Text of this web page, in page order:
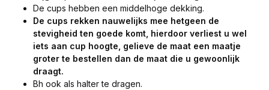
De cups hebben een middelhoge dekking.
De cups rekken nauwelijks mee hetgeen de
stevigheid ten goede komt, hierdoor verliest u wel
iets aan cup hoogte, gelieve de maat een maatje
groter te bestellen dan de maat die u gewoonlijk
draagt.
Bh ook als halter te dragen.